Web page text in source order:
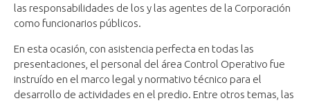
las responsabilidades de los y las agentes de la Corporación
como funcionarios públicos.
En esta ocasión, con asistencia perfecta en todas las
presentaciones, el personal del área Control Operativo fue
instruído en el marco legal y normativo técnico para el
desarrollo de actividades en el predio. Entre otros temas, las